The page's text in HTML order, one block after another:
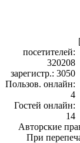
посетителей:
320208
зарегистр.: 3050
Пользов. онлайн:
4
Гостей онлайн:
14
Авторские
При